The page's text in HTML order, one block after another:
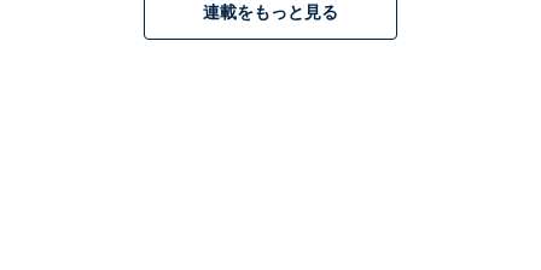
イラストレーター：tokico
連載をもっと見る